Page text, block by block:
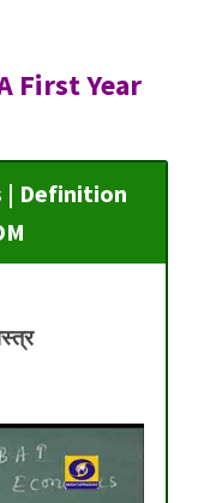
First Year
| Definition